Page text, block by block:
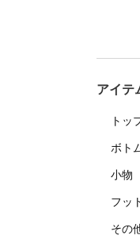
アイテ
トッ
ボト
小物
フッ
その